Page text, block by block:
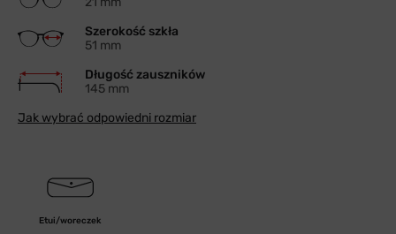
Szerokość szkła
51 mm
Długość zauszników
145 mm
Jak wybrać odpowiedni rozmiar
Etui/woreczek